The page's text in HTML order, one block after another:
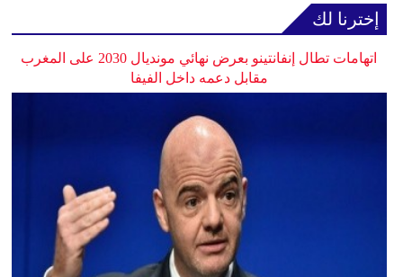
إخترنا لك
اتهامات تطال إنفانتينو بعرض نهائي مونديال 2030 على المغرب
مقابل دعمه داخل الفيفا